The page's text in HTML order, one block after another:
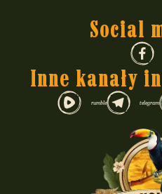
Social
Inne kanały
rumble telegram